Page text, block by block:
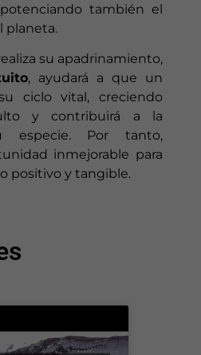
también el
planeta.
su apadrinamiento,
, ayudará a que un
ciclo vital, creciendo
y contribuirá a la
especie. Por tanto,
inmejorable para
positivo y tangible.